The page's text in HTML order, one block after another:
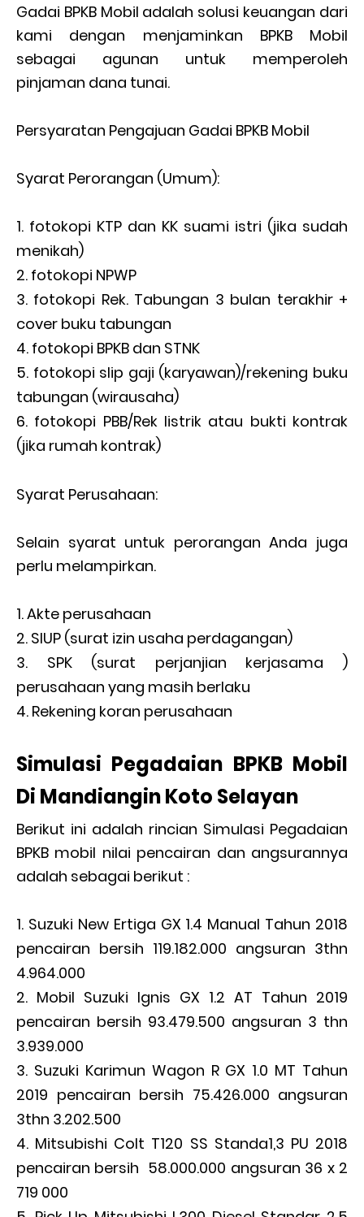
Gadai BPKB Mobil adalah solusi keuangan dari
kami dengan menjaminkan BPKB Mobil
sebagai agunan untuk memperoleh
pinjaman dana tunai.
Persyaratan Pengajuan Gadai BPKB Mobil
Syarat Perorangan (Umum):
fotokopi KTP dan KK suami istri (jika sudah
menikah)
fotokopi NPWP
fotokopi Rek. Tabungan 3 bulan terakhir +
cover buku tabungan
fotokopi BPKB dan STNK
fotokopi slip gaji (karyawan)/rekening buku
tabungan (wirausaha)
fotokopi PBB/Rek listrik atau bukti kontrak
(jika rumah kontrak)
Syarat Perusahaan:
Selain syarat untuk perorangan Anda juga
perlu melampirkan.
Akte perusahaan
SIUP (surat izin usaha perdagangan)
SPK (surat perjanjian kerjasama )
perusahaan yang masih berlaku
Rekening koran perusahaan
Simulasi Pegadaian BPKB Mobil
Di Mandiangin Koto Selayan
Berikut ini adalah rincian Simulasi Pegadaian
BPKB mobil nilai pencairan dan angsurannya
adalah sebagai berikut :
Suzuki New Ertiga GX 1.4 Manual Tahun 2018
pencairan bersih 119.182.000 angsuran 3thn
4.964.000
Mobil Suzuki Ignis GX 1.2 AT Tahun 2019
pencairan bersih 93.479.500 angsuran 3 thn
3.939.000
Suzuki Karimun Wagon R GX 1.0 MT Tahun
2019 pencairan bersih 75.426.000 angsuran
3thn 3.202.500
Mitsubishi Colt T120 SS Standa1,3 PU 2018
pencairan bersih 58.000.000 angsuran 36 x 2
719 000